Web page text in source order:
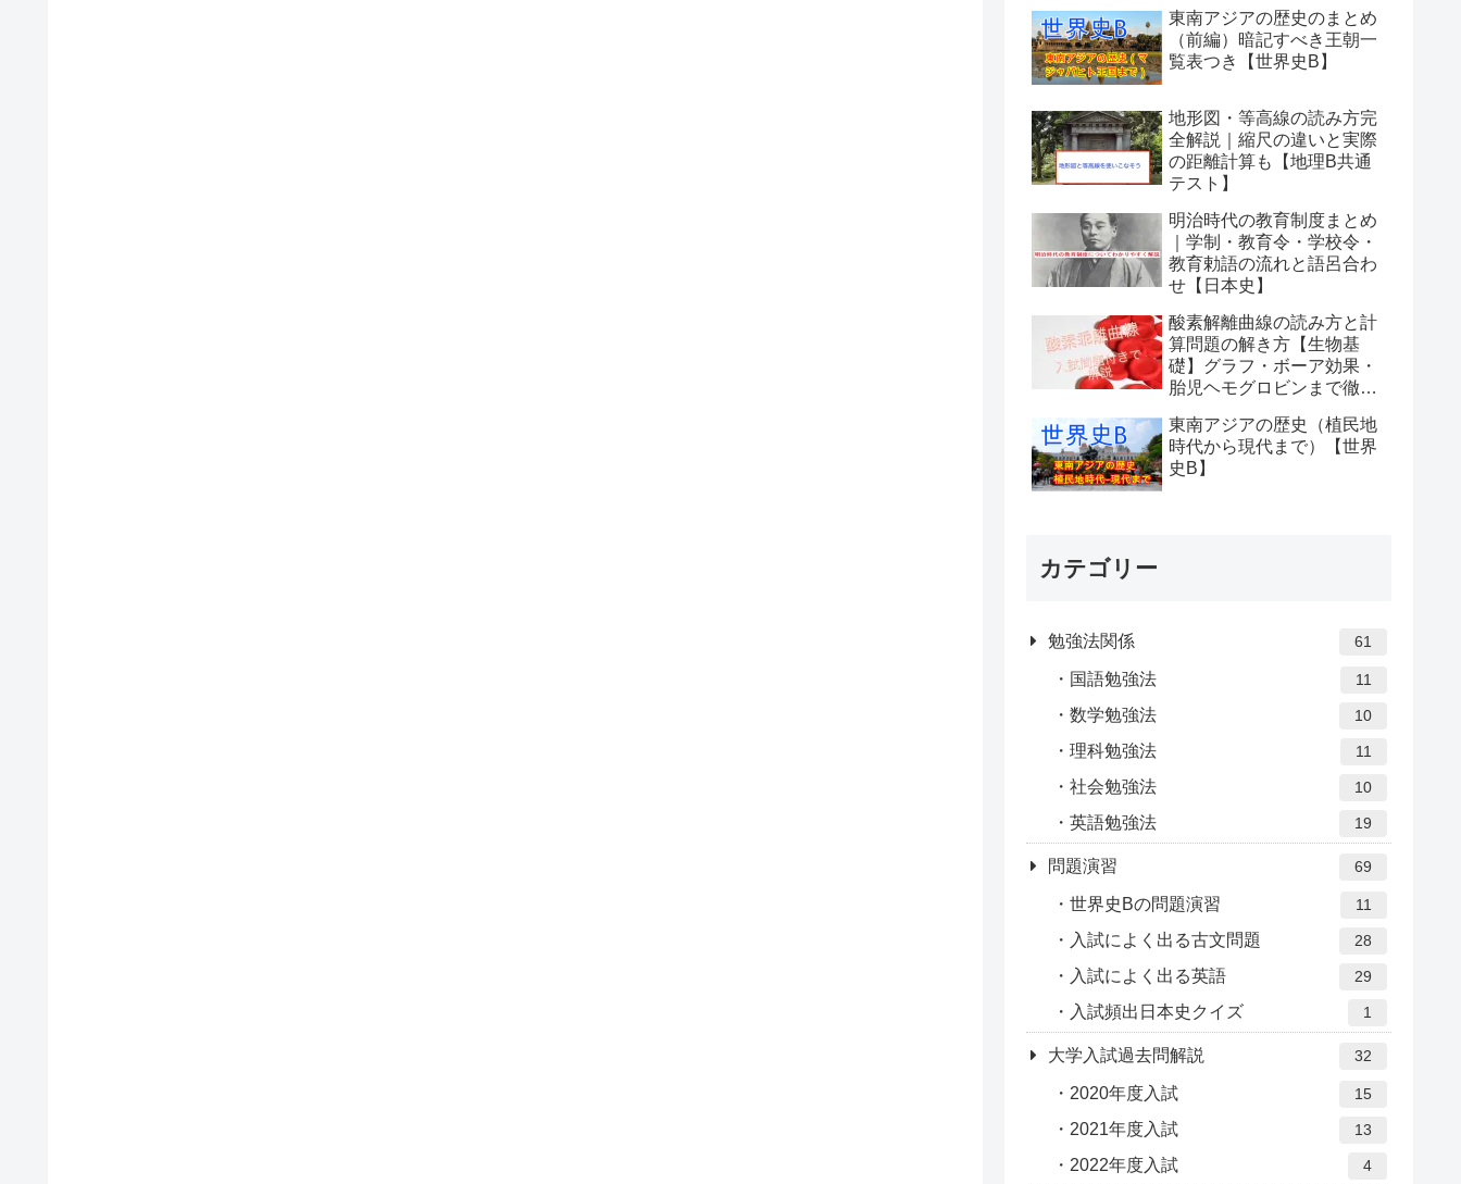
東南アジアの歴史のまとめ
（前編）暗記すべき王朝一
覧表つき【世界史B】
地形図・等高線の読み方完
全解説｜縮尺の違いと実際
の距離計算も【地理B共通
テスト】
明治時代の教育制度まとめ
｜学制・教育令・学校令・
教育勅語の流れと語呂合わ
せ【日本史】
酸素解離曲線の読み方と計
算問題の解き方【生物基
礎】グラフ・ボーア効果・
胎児ヘモグロビンまで徹底
東南アジアの歴史（植民地
時代から現代まで）【世界
史B】
カテゴリー
勉強法関係 61
国語勉強法 11
数学勉強法 10
理科勉強法 11
社会勉強法 10
英語勉強法 19
問題演習 69
世界史Bの問題演習 11
入試によく出る古文問題 28
入試によく出る英語 29
入試頻出日本史クイズ 1
大学入試過去問解説 32
2020年度入試 15
2021年度入試 13
2022年度入試 4